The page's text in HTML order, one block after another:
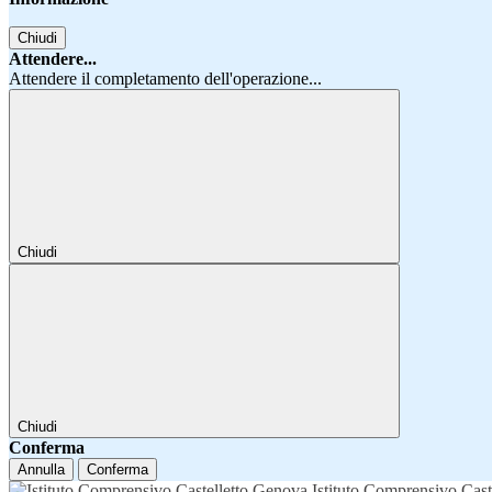
Chiudi
Attendere...
Attendere il completamento dell'operazione...
Chiudi
Chiudi
Conferma
Annulla Conferma